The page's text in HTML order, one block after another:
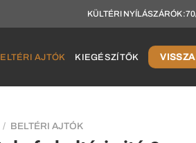
KÜLTÉRI NYÍLÁSZÁRÓK
AJTÓK KIEGÉSZÍTŐK
/ BELTÉRI AJTÓK